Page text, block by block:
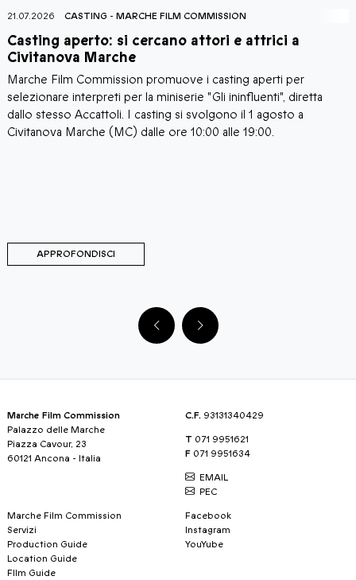
21.07.2026 CASTING - MARCHE FILM COMMISSION
Casting aperto: si cercano attori e attrici a
Civitanova Marche
Marche Film Commission promuove i casting aperti per
selezionare interpreti per la miniserie "Gli ininfluenti", diretta
dallo stesso Accattoli. I casting si svolgono il 1 agosto a
Civitanova Marche (MC) dalle ore 10:00 alle 19:00.
APPROFONDISCI
Marche Film Commission
Palazzo delle Marche
Piazza Cavour, 23
60121 Ancona - Italia
C.F. 93131340429
T 071 9951621
F 071 9951634
EMAIL
PEC
Marche Film Commission
Servizi
Production Guide
Location Guide
FIlm Guide
Facebook
Instagram
YouYube